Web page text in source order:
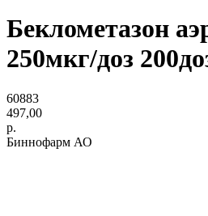
Беклометазон
250мкг/доз
60883
497,00
р.
Биннофарм АО